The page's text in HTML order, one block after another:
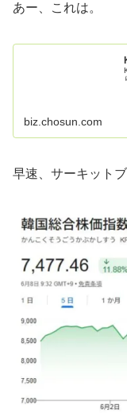
あー、これは。
biz.chosun.com
早速、サーキット